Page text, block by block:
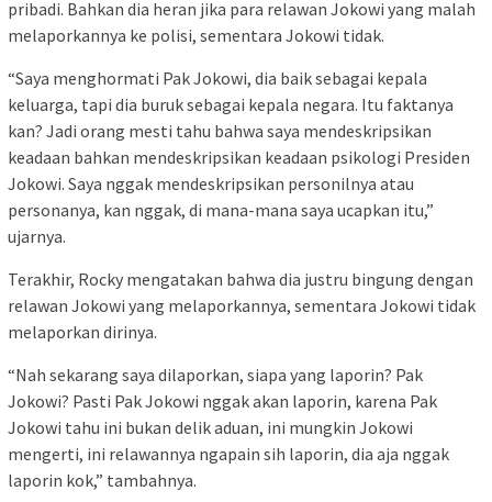
pribadi. Bahkan dia heran jika para relawan Jokowi yang malah
melaporkannya ke polisi, sementara Jokowi tidak.
“Saya menghormati Pak Jokowi, dia baik sebagai kepala
keluarga, tapi dia buruk sebagai kepala negara. Itu faktanya
kan? Jadi orang mesti tahu bahwa saya mendeskripsikan
keadaan bahkan mendeskripsikan keadaan psikologi Presiden
Jokowi. Saya nggak mendeskripsikan personilnya atau
personanya, kan nggak, di mana-mana saya ucapkan itu,”
ujarnya.
Terakhir, Rocky mengatakan bahwa dia justru bingung dengan
relawan Jokowi yang melaporkannya, sementara Jokowi tidak
melaporkan dirinya.
“Nah sekarang saya dilaporkan, siapa yang laporin? Pak
Jokowi? Pasti Pak Jokowi nggak akan laporin, karena Pak
Jokowi tahu ini bukan delik aduan, ini mungkin Jokowi
mengerti, ini relawannya ngapain sih laporin, dia aja nggak
laporin kok,” tambahnya.